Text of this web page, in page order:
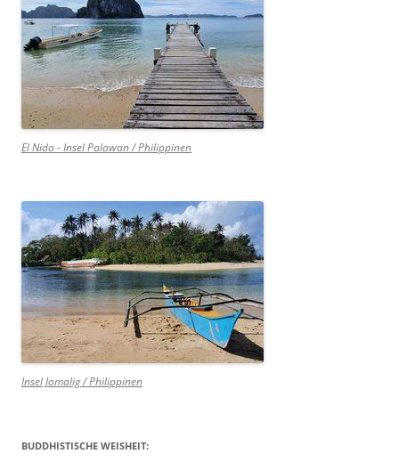
El Nido - Insel Palawan / Philippinen
Insel Jomalig / Philippinen
BUDDHISTISCHE WEISHEIT: